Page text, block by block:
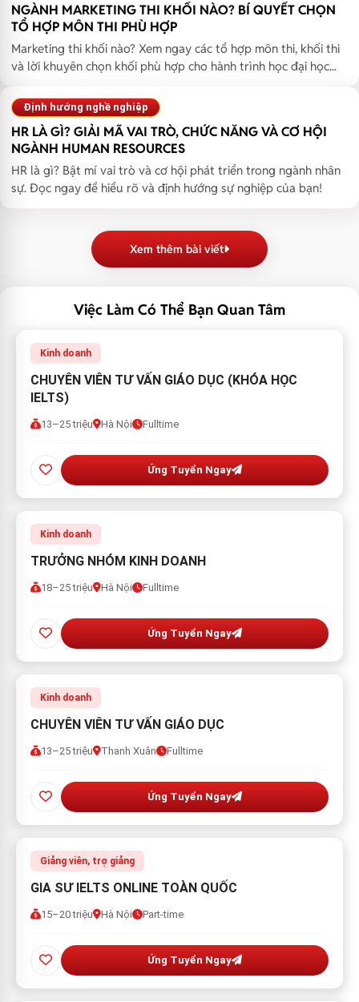
NGÀNH MARKETING THI KHỐI NÀO? BÍ QUYẾT CHỌN
TỔ HỢP MÔN THI PHÙ HỢP
Marketing thi khối nào? Xem ngay các tổ hợp môn thi, khối thi
và lời khuyên chọn khối phù hợp cho hành trình học đại học...
Định hướng nghề nghiệp
HR LÀ GÌ? GIẢI MÃ VAI TRÒ, CHỨC NĂNG VÀ CƠ HỘI
NGÀNH HUMAN RESOURCES
HR là gì? Bật mí vai trò và cơ hội phát triển trong ngành nhân
sự. Đọc ngay để hiểu rõ và định hướng sự nghiệp của bạn!
Xem thêm bài viết
Việc Làm Có Thể Bạn Quan Tâm
Kinh doanh
CHUYÊN VIÊN TƯ VẤN GIÁO DỤC (KHÓA HỌC
IELTS)
13–25 triệu Hà Nội Fulltime
Ứng Tuyển Ngay
Kinh doanh
TRƯỞNG NHÓM KINH DOANH
18–25 triệu Hà Nội Fulltime
Ứng Tuyển Ngay
Kinh doanh
CHUYÊN VIÊN TƯ VẤN GIÁO DỤC
13–25 triệu Thanh Xuân Fulltime
Ứng Tuyển Ngay
Giảng viên, trợ giảng
GIA SƯ IELTS ONLINE TOÀN QUỐC
15–20 triệu Hà Nội Part-time
Ứng Tuyển Ngay